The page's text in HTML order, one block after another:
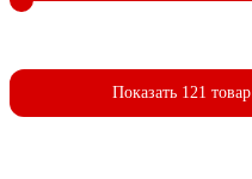
Показать 121 товар